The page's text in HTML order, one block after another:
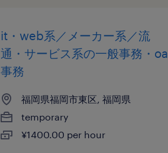
it・web系／メーカー系／流
通・サービス系の一般事務・oa
事務
福岡県福岡市東区, 福岡県
temporary
¥1400.00 per hour